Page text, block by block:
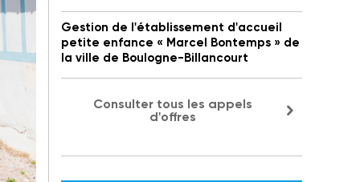
Gestion de l'établissement d'accueil
petite enfance « Marcel Bontemps » de
la ville de Boulogne-Billancourt
Consulter tous les appels
d'offres